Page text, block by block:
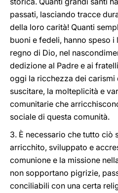
passati, lasciando tracce
della loro carità! Quanti
buoni e fedeli, hanno speso
regno di Dio, nel
dedizione al Padre e ai
oggi la ricchezza dei carismi
suscitare, la molteplicità e
comunitarie che
sociale di questa comunità.
3. È necessario che tutto ciò
arricchito, sviluppato e
comunione e la missione
non sopportano pigrizie,
conciliabili con una certa